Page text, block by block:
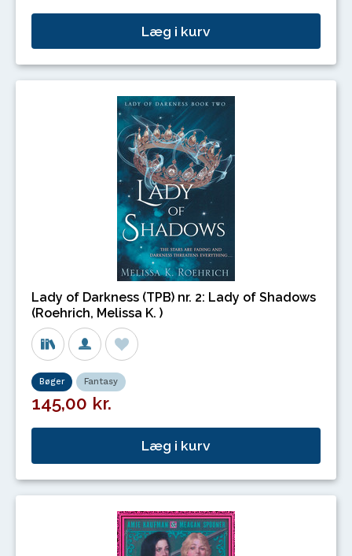
Læg i kurv
Lady of Darkness (TPB) nr. 2: Lady of Shadows
(Roehrich, Melissa K. )
Bøger Fantasy
145,00 kr.
Læg i kurv